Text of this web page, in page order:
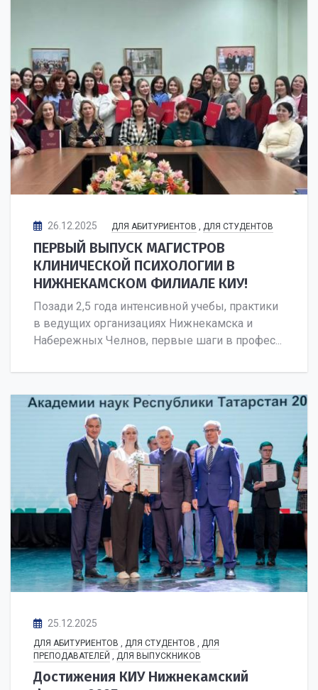
26.12.2025 ДЛЯ АБИТУРИЕНТОВ , ДЛЯ СТУДЕНТОВ
ПЕРВЫЙ ВЫПУСК МАГИСТРОВ
КЛИНИЧЕСКОЙ ПСИХОЛОГИИ В
НИЖНЕКАМСКОМ ФИЛИАЛЕ КИУ!
Позади 2,5 года интенсивной учебы, практики
в ведущих организациях Нижнекамска и
Набережных Челнов, первые шаги в профес...
25.12.2025
ДЛЯ АБИТУРИЕНТОВ , ДЛЯ СТУДЕНТОВ , ДЛЯ
ПРЕПОДАВАТЕЛЕЙ , ДЛЯ ВЫПУСКНИКОВ
Достижения КИУ Нижнекамский